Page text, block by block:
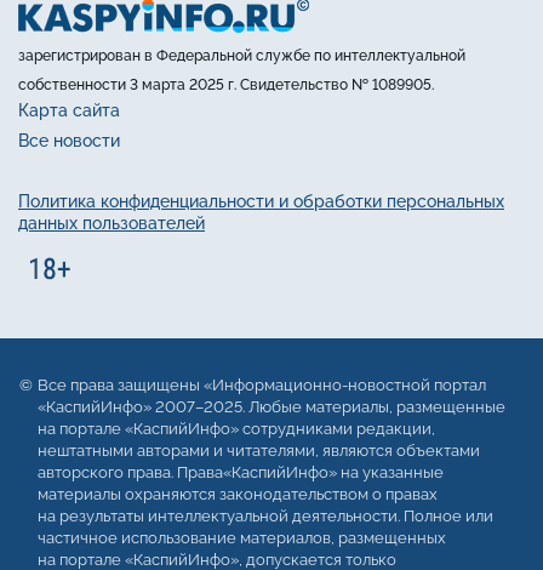
зарегистрирован в Федеральной службе по интеллектуальной
собственности 3 марта 2025 г. Свидетельство № 1089905.
Карта сайта
Все новости
Политика конфиденциальности и обработки персональных
данных пользователей
Все права защищены «Информационно-новостной портал
«КаспийИнфо» 2007–2025. Любые материалы, размещенные
на портале «КаспийИнфо» сотрудниками редакции,
нештатными авторами и читателями, являются объектами
авторского права. Права«КаспийИнфо» на указанные
материалы охраняются законодательством о правах
на результаты интеллектуальной деятельности. Полное или
частичное использование материалов, размещенных
на портале «КаспийИнфо», допускается только